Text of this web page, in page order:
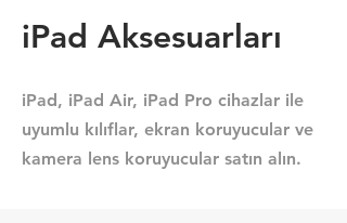
iPad Aksesuarları
iPad, iPad Air, iPad Pro cihazlar ile
uyumlu kılıflar, ekran koruyucular ve
kamera lens koruyucular satın alın.